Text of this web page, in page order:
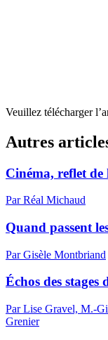
Veuillez télécharger
Autres
Cinéma, reflet de
Par Réal Michaud
Quand passent
Par Gisèle Montbriand
Échos des stages
Par Lise Gravel, M.-
Grenier